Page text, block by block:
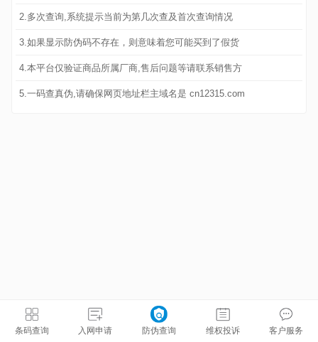
2.多次查询,系统提示当前为第几次查及首次查询情况
3.如果显示防伪码不存在，则意味着您可能买到了假货
4.本平台仅验证商品所属厂商,售后问题等请联系销售方
5.一码查真伪,请确保网页地址栏主域名是 cn12315.com
条码查询 入网申请 防伪查询 维权投诉 客户服务